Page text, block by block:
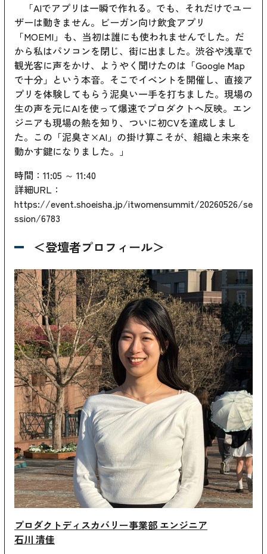
「AIでアプリは一瞬で作れる。でも、それだけでユー
ザーは動きません。ビーガン向け飲食アプリ
「MOEMI」も、当初は誰にも使われませんでした。だ
から私はパソコンを閉じ、街に出ました。渋谷や浅草で
観光客に声をかけ、ようやく聞けたのは「Google Map
で十分」という本音。そこでイベントを開催し、直接ア
プリを体験してもらう泥臭い一手を打ちました。現場の
生の声を元にAIを使って爆速でプロダクトへ反映。エン
ジニアも現場の熱を知り、ついに初CVを達成しまし
た。この「泥臭さ×AI」の掛け算こそが、組織と未来を
動かす鍵になりました。」
時間：11:05 ～ 11:40
詳細URL：
https://event.shoeisha.jp/itwomensummit/20260526/se
ssion/6783
＜登壇者プロフィール＞
プロダクトディスカバリー事業部 エンジニア
石川 清佳